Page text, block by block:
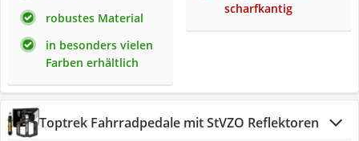
robustes Material
in besonders vielen
Farben erhältlich
scharfkantig
Toptrek Fahrradpedale mit StVZO Reflektoren